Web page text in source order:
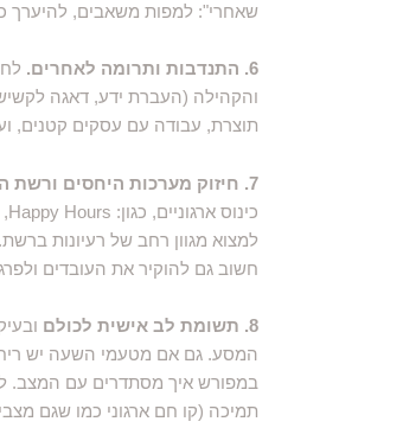
שאחרי": למפות משאבים, להיערך
6. התנדבות ותרומה לאחרים.
והקהילה (העברת ידע, דאגה
תוצרת, עבודה עם עסקים קטנים,
7. חיזוק מערכות היחסים ורשת התמיכה.
למצוא מגוון רחב של רעיונות ברשת.
​חשוב גם להוקיר את העובדים
8. תשומת לב אישית לכולם
המסע. גם אם מטעמי השעה יש ריחוק
במפורש איך מסתדרים עם המצב.
תמיכה (קו חם ארגוני כמו שגם